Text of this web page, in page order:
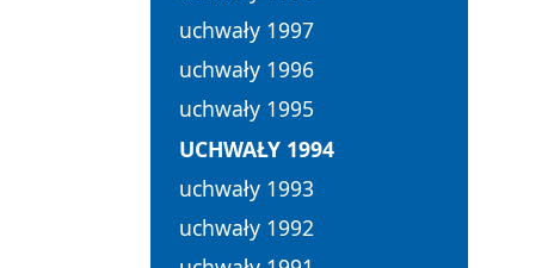
uchwały 1997
uchwały 1996
uchwały 1995
UCHWAŁY 1994
uchwały 1993
uchwały 1992